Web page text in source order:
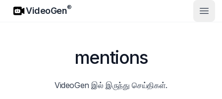
VideoGen
VideoGen®
முதல்
mentions
VideoGen இல் இருந்து செய்திகள்.